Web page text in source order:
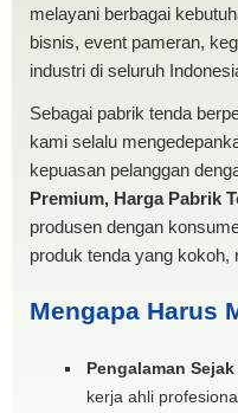
melayani berbagai
bisnis, event pameran,
industri di seluruh
Sebagai pabrik tenda
kami selalu
kepuasan pelanggan
Premium, Harga Pabrik
produsen dengan
produk tenda yang kokoh,
Mengapa Harus
Pengalaman Sejak
kerja ahli